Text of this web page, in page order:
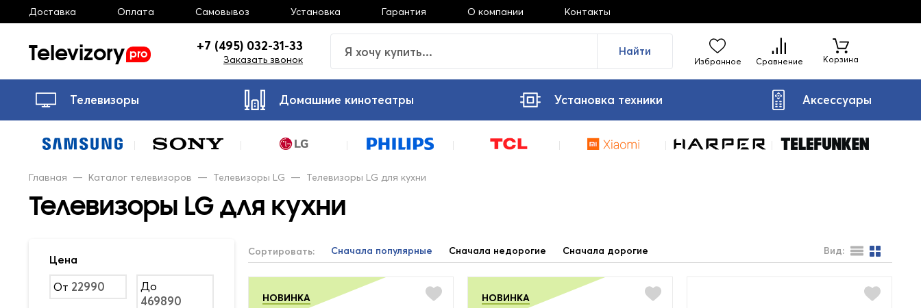
Доставка Оплата Самовывоз Установка Гарантия О компании Контакты
Televizory pro +7 (495) 032-31-33
Заказать звонок
Найти
Избранное Сравнение Корзина
Телевизоры Домашние кинотеатры Установка техники Аксессуары
Главная — Каталог телевизоров — Телевизоры LG — Телевизоры LG для кухни
Телевизоры LG для кухни
Цена
От
До
Сортировать: Сначала популярные Сначала недорогие Сначала дорогие Вид:
НОВИНКА НОВИНКА